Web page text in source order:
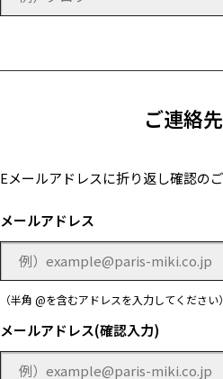
ご連絡先
Eメールアドレスに折り返し確認の
メールアドレス
（半角 @を含むアドレスを入力してください）
メールアドレス(確認入力)